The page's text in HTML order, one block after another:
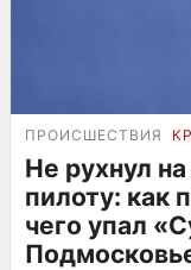
ПРОИСШЕСТВИЯ
Не рухнул
пилоту: как
чего упал